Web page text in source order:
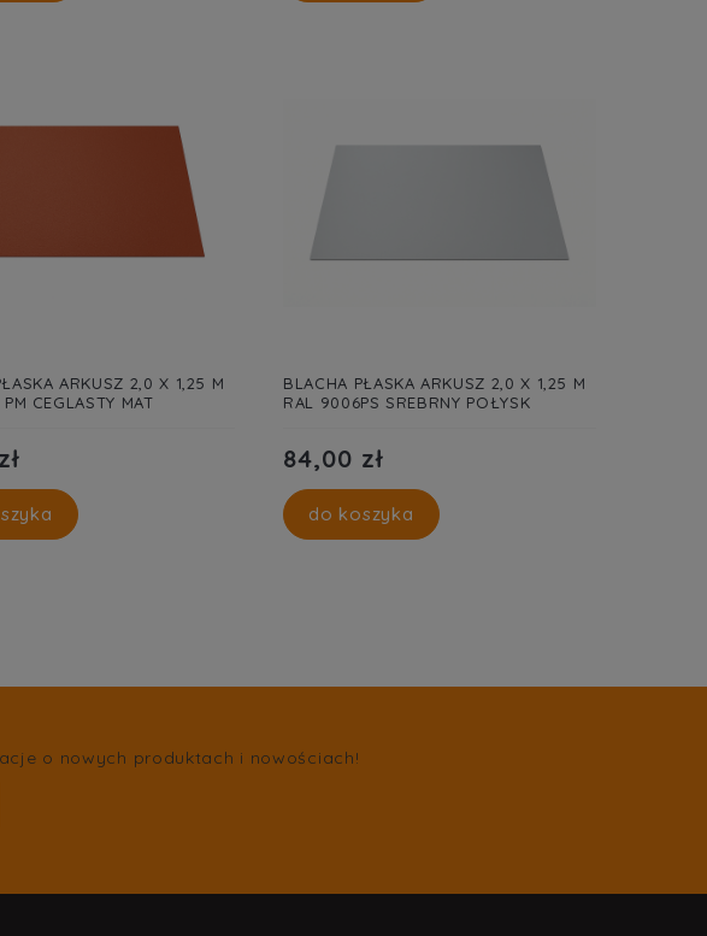
ARKUSZ 2,0 X 1,25 M
CEGLASTY MAT
BLACHA PŁASKA ARKUSZ 2,0 X 1,25 M
RAL 9006PS SREBRNY POŁYSK
84,00 zł
do koszyka
o nowych produktach i nowościach!